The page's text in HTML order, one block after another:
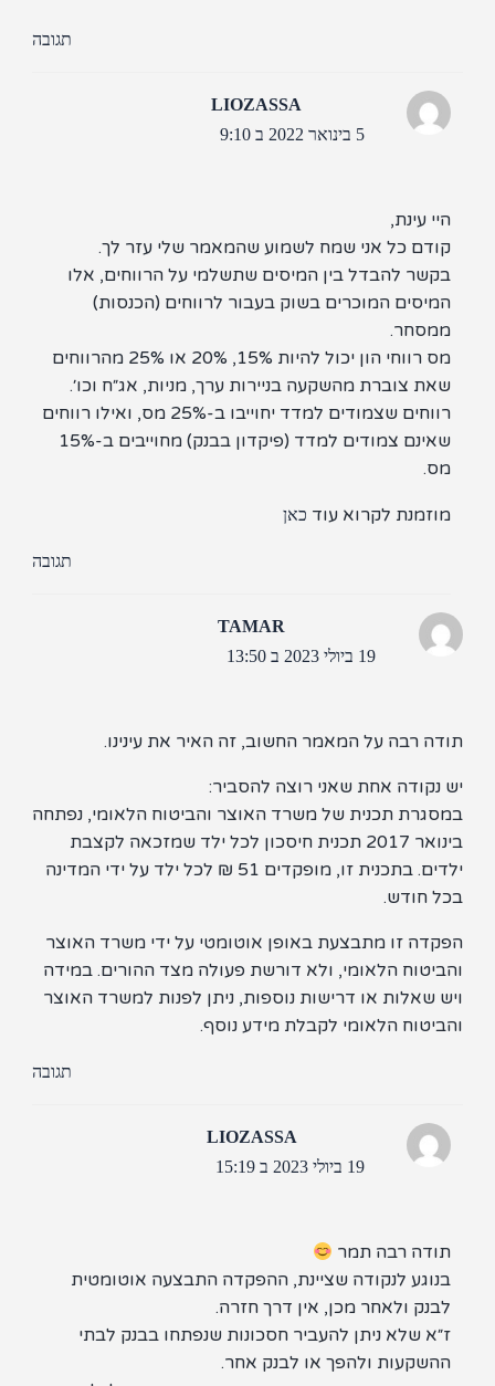
LIOZASSA
5 בינואר 2022 ב 9:10
עינת,
כל אני שמח לשמוע שהמאמר שלי עזר לך.
להבדל בין המיסים שתשלמי על הרווחים, אלו
המוכרים בשוק בעבור לרווחים (הכנסות)
מס רווחי הון יכול להיות 15%, 20% או 25% מהרווחים
צוברת מהשקעה בניירות ערך, מניות, אג״ח וכו׳.
רווחים שצמודים למדד יחוייבו ב-25% מס, ואילו רווחים
שאינם צמודים למדד (פיקדון בבנק) מחוייבים ב-15%
לקרוא עודכאן
TAMAR
19 ביולי 2023 ב 13:50
רבה על המאמר החשוב, זה האיר את עינינו.
אחת שאני רוצה להסביר:
תכנית של משרד האוצר והביטוח הלאומי, נפתחה
בינואר 2017 תכנית חיסכון לכל ילד שמזכאה לקצבת
ילדים. בתכנית זו, מופקדים 51 ₪ לכל ילד על ידי המדינה
חודש.
זו מתבצעת באופן אוטומטי על ידי משרד האוצר
הלאומי, ולא דורשת פעולה מצד ההורים. במידה
שאלות או דרישות נוספות, ניתן לפנות למשרד האוצר
הלאומי לקבלת מידע נוסף.
LIOZASSA
19 ביולי 2023 ב 15:19
רבה תמר
לנקודה שציינת, ההפקדה התבצעה אוטומטית
ולאחר מכן, אין דרך חזרה.
שלא ניתן להעביר חסכונות שנפתחו בבנק לבתי
ולהפך או לבנק אחר.